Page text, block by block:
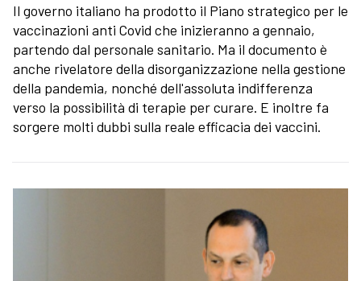
Il governo italiano ha prodotto il Piano strategico per le
vaccinazioni anti Covid che inizieranno a gennaio,
partendo dal personale sanitario. Ma il documento è
anche rivelatore della disorganizzazione nella gestione
della pandemia, nonché dell'assoluta indifferenza
verso la possibilità di terapie per curare. E inoltre fa
sorgere molti dubbi sulla reale efficacia dei vaccini.